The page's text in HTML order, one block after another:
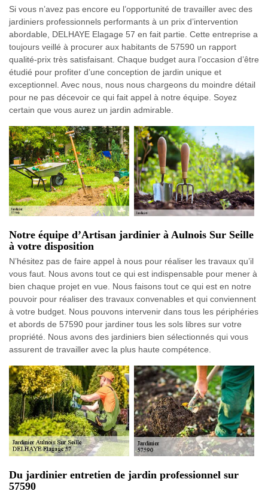
Si vous n’avez pas encore eu l’opportunité de travailler avec des
jardiniers professionnels performants à un prix d’intervention
abordable, DELHAYE Elagage 57 en fait partie. Cette entreprise a
toujours veillé à procurer aux habitants de 57590 un rapport
qualité-prix très satisfaisant. Chaque budget aura l’occasion d’être
étudié pour profiter d’une conception de jardin unique et
exceptionnel. Avec nous, nous nous chargeons du moindre détail
pour ne pas décevoir ce qui fait appel à notre équipe. Soyez
certain que vous aurez un jardin admirable.
Notre équipe d’Artisan jardinier à Aulnois Sur Seille
à votre disposition
N’hésitez pas de faire appel à nous pour réaliser les travaux qu’il
vous faut. Nous avons tout ce qui est indispensable pour mener à
bien chaque projet en vue. Nous faisons tout ce qui est en notre
pouvoir pour réaliser des travaux convenables et qui conviennent
à votre budget. Nous pouvons intervenir dans tous les périphéries
et abords de 57590 pour jardiner tous les sols libres sur votre
propriété. Nous avons des jardiniers bien sélectionnés qui vous
assurent de travailler avec la plus haute compétence.
Du jardinier entretien de jardin professionnel sur
57590